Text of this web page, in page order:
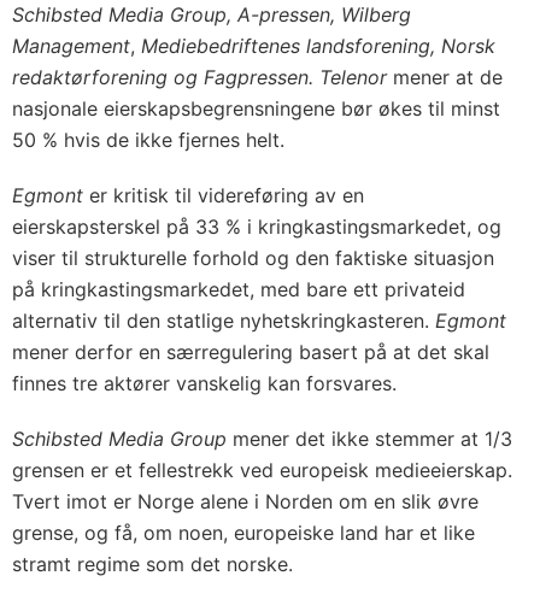
Schibsted Media Group, A-pressen, Wilberg
Management, Mediebedriftenes landsforening, Norsk
redaktørforening og Fagpressen. Telenormener at de
nasjonale eierskapsbegrensningene bør økes til minst
50 % hvis de ikke fjernes helt.
Egmont er kritisk til videreføring av en
eierskapsterskel på 33 % i kringkastingsmarkedet, og
viser til strukturelle forhold og den faktiske situasjon
på kringkastingsmarkedet, med bare ett privateid
alternativ til den statlige nyhetskringkasteren. Egmont
mener derfor en særregulering basert på at det skal
finnes tre aktører vanskelig kan forsvares.
Schibsted Media Group mener det ikke stemmer at 1/3
grensen er et fellestrekk ved europeisk medieeierskap.
Tvert imot er Norge alene i Norden om en slik øvre
grense, og få, om noen, europeiske land har et like
stramt regime som det norske.